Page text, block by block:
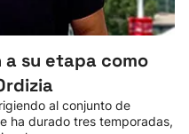
a su etapa como
al conjunto de
ha durado tres temporadas,